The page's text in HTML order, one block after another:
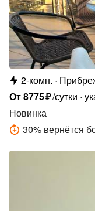
2-комн.
От8775₽/сутки
Новинка
30% вернётся